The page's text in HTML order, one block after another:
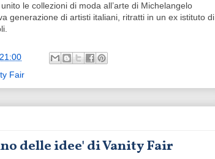
le collezioni di moda all’arte di Michelangelo
generazione di artisti italiani, ritratti in un ex istituto di
21:00
Fair
delle idee' di Vanity Fair